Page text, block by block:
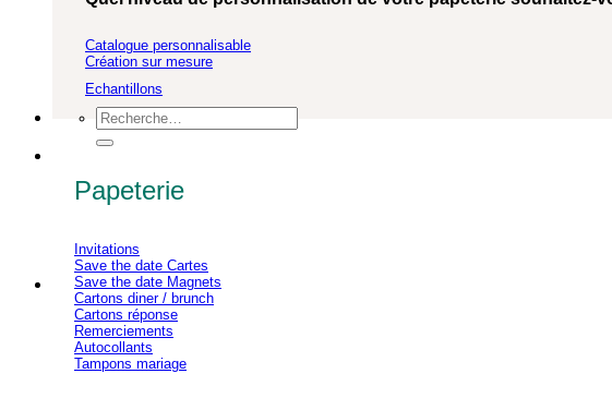
Recherche
pour :
Catalogue personnalisable
Création sur mesure
Echantillons
Papeterie
Invitations
Save the date Cartes
Save the date Magnets
Cartons diner / brunch
Cartons réponse
Remerciements
Autocollants
Tampons mariage